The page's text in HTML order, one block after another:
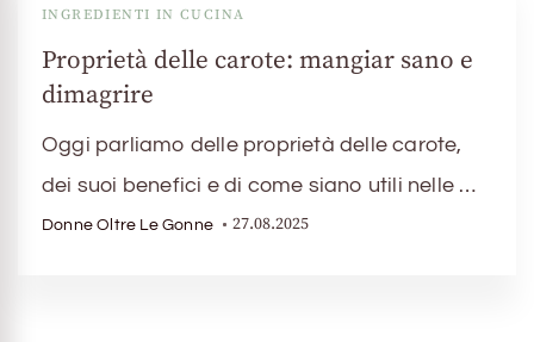
INGREDIENTI IN CUCINA
Proprietà delle carote: mangiar sano e
dimagrire
Oggi parliamo delle proprietà delle carote,
dei suoi benefici e di come siano utili nelle …
Donne Oltre Le Gonne 27.08.2025